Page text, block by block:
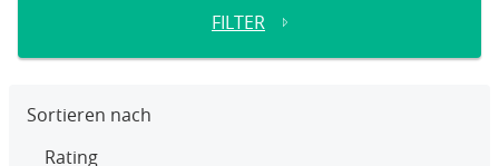
FILTER
Sortieren nach
Rating